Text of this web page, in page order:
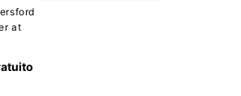
at